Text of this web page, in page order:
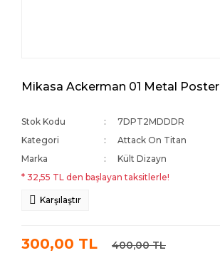
Mikasa Ackerman 01 Metal Poster
Stok Kodu
7DPT2MDDDR
Kategori
Attack On Titan
Marka
Kült Dizayn
* 32,55 TL den başlayan taksitlerle!
Karşılaştır
300,00 TL 400,00 TL